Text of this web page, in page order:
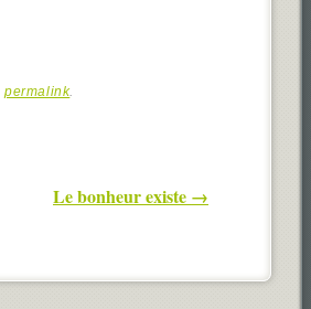
permalink.
Le bonheur existe →